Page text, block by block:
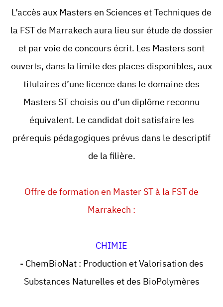
L’accès aux Masters en Sciences et Techniques de
la FST de Marrakech aura lieu sur étude de dossier
et par voie de concours écrit. Les Masters sont
ouverts, dans la limite des places disponibles, aux
titulaires d’une licence dans le domaine des
Masters ST choisis ou d’un diplôme reconnu
équivalent. Le candidat doit satisfaire les
prérequis pédagogiques prévus dans le descriptif
de la filière.
Offre de formation en Master ST à la FST de
Marrakech :
CHIMIE
- ChemBioNat : Production et Valorisation des
Substances Naturelles et des BioPolymères